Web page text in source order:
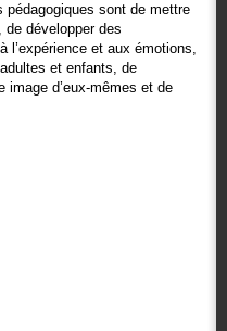
sont de mettre
de développer des
l’expérience et aux émotions,
et enfants, de
image d’eux-mêmes et de